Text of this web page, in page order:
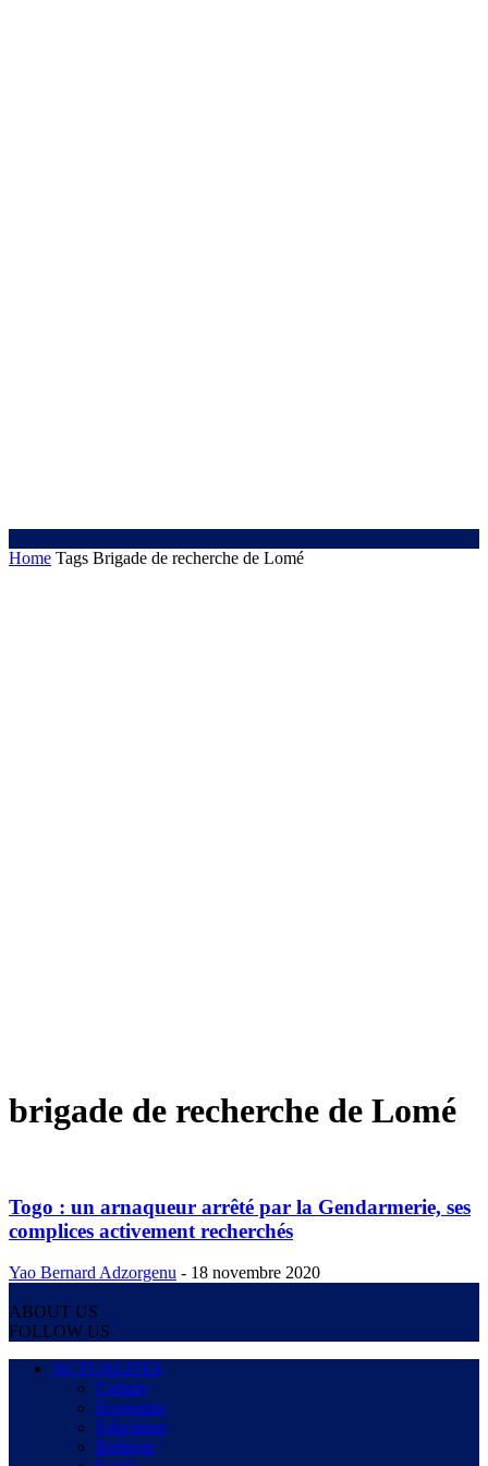
Home Tags Brigade de recherche de Lomé
brigade de recherche de Lomé
Togo : un arnaqueur arrêté par la Gendarmerie, ses
complices activement recherchés
Yao Bernard Adzorgenu - 18 novembre 2020
ABOUT US
FOLLOW US
ACTUALITES
Culture
Economie
Education
Religion